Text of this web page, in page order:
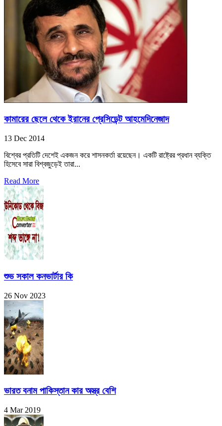
কামারের ছেলে থেকে ইরানের প্রেসিডেন্ট আহমেদিনেজাদ
13 Dec 2014
বিশ্বের প্রতিটি দেশেই একজন করে শাসনকর্তা রয়েছেন। একটি রাষ্ট্রের প্রধান ব্যক্তি
হিসেবে সারা বিশ্বজুড়েই তারা...
Read More
শুভ সকাল কনভার্টার কি
26 Nov 2023
ভারত বনাম পাকিস্তান কার অস্ত্র বেশি
4 Mar 2019